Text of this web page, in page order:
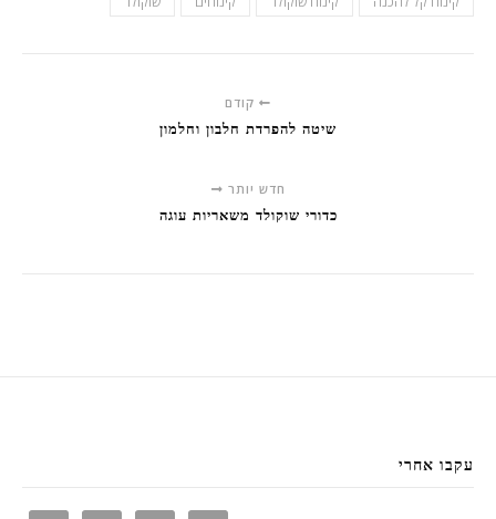
קודם
שיטה להפרדת חלבון וחלמון
חדש יותר
כדורי שוקולד משאריות עוגה
עקבו אחרי